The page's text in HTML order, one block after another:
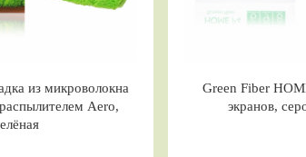
Green Fiber HOME Р4, Файбер для
экранов, серо-коралловый